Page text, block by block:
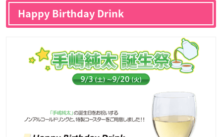
Happy Birthday Drink